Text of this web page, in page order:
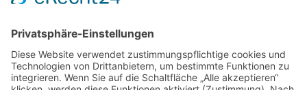
Spende direkt via PayPal
JETZT SPENDEN